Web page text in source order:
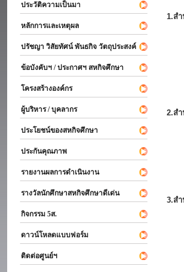
ประวัติความเป็นมา
หลักการและเหตุผล
ปรัชญา วิสัยทัศน์ พันธกิจ วัตถุประสงค์
ข้อบังคับฯ / ประกาศฯ สหกิจศึกษา
โครงสร้างองค์กร
ผู้บริหาร / บุคลากร
ประโยชน์ของสหกิจศึกษา
ประกันคุณภาพ
รายงานผลการดำเนินงาน
รางวัลนักศึกษาสหกิจศึกษาดีเด่น
กิจกรรม 5ส.
ดาวน์โหลดแบบฟอร์ม
ติดต่อศูนย์ฯ
1.ส
2.ส
3.ส